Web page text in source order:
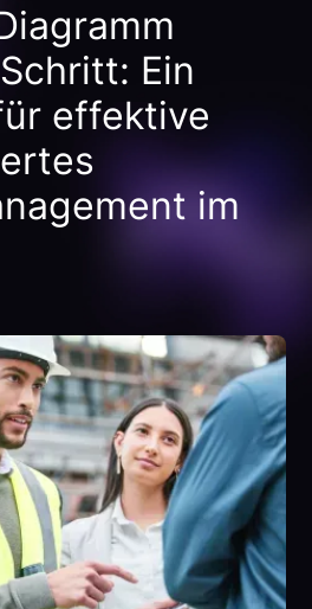
Ein
effektive
im